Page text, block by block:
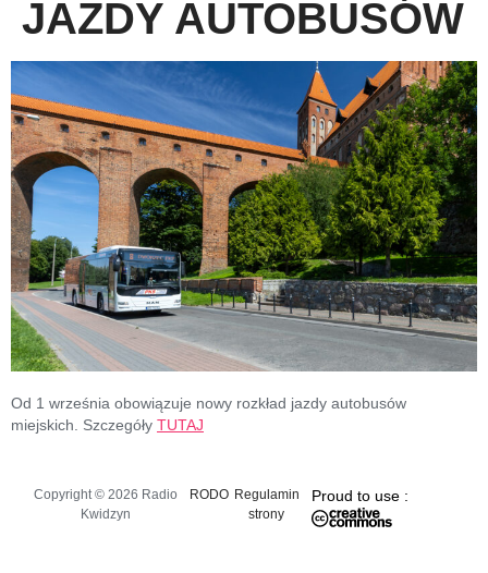
JAZDY AUTOBUSÓW
Od 1 września obowiązuje nowy rozkład jazdy autobusów
miejskich. Szczegóły TUTAJ
Copyright © 2026 Radio
Kwidzyn
RODO Regulamin
strony
Proud to use :